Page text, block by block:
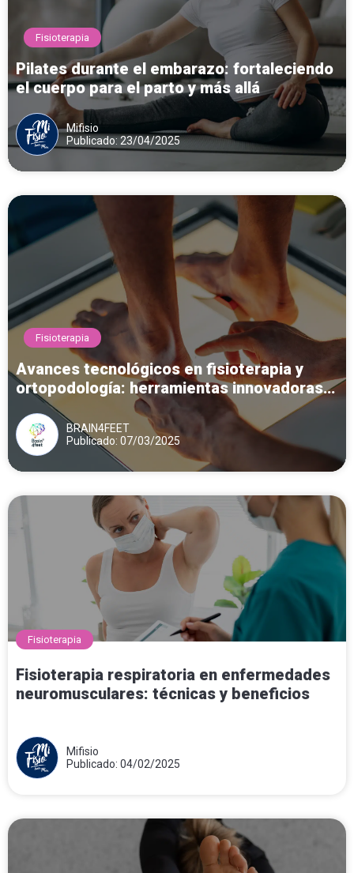
Fisioterapia
Pilates durante el embarazo: fortaleciendo
el cuerpo para el parto y más allá
Mifisio
Publicado: 23/04/2025
Fisioterapia
Avances tecnológicos en fisioterapia y
ortopodología: herramientas innovadoras
para el diagnóstico y tratamiento del pie
BRAIN4FEET
Publicado: 07/03/2025
Fisioterapia
Fisioterapia respiratoria en enfermedades
neuromusculares: técnicas y beneficios
Mifisio
Publicado: 04/02/2025